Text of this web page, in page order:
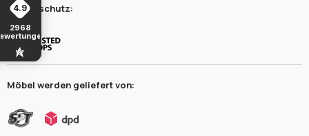
4.9
2968
Käuferschutz:
Möbel werden geliefert von: